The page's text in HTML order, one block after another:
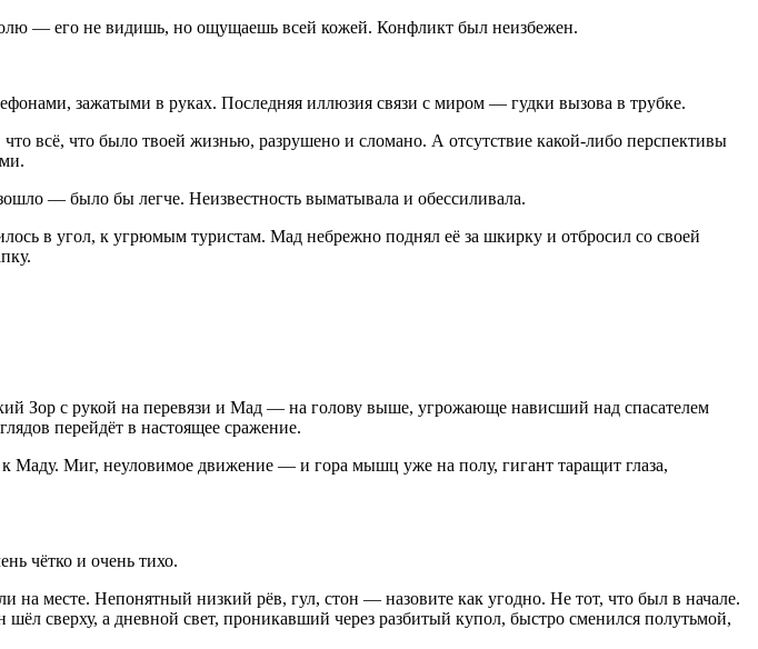
— его не видишь, но ощущаешь всей кожей. Конфликт был неизбежен.
зажатыми в руках. Последняя иллюзия связи с миром — гудки вызова в трубке.
всё, что было твоей жизнью, разрушено и сломано. А отсутствие какой-либо перспективы
— было бы легче. Неизвестность выматывала и обессиливала.
в угол, к угрюмым туристам. Мад небрежно поднял её за шкирку и отбросил со своей
Зор с рукой на перевязи и Мад — на голову выше, угрожающе нависший над спасателем
перейдёт в настоящее сражение.
Маду. Миг, неуловимое движение — и гора мышц уже на полу, гигант таращит глаза,
чётко и очень тихо.
на месте. Непонятный низкий рёв, гул, стон — назовите как угодно. Не тот, что был в начале.
сверху, а дневной свет, проникавший через разбитый купол, быстро сменился полутьмой,